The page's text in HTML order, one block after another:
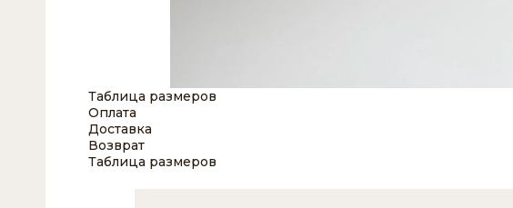
Таблица размеров
Оплата
Доставка
Возврат
Таблица размеров